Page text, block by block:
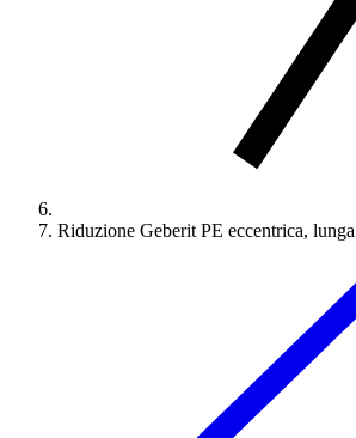
Riduzione Geberit PE eccentrica, lunga